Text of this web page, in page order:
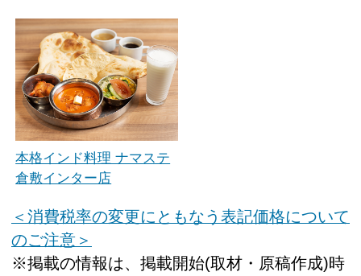
本格インド料理 ナマステ
倉敷インター店
＜消費税率の変更にともなう表記価格について
のご注意＞
※掲載の情報は、掲載開始(取材・原稿作成)時